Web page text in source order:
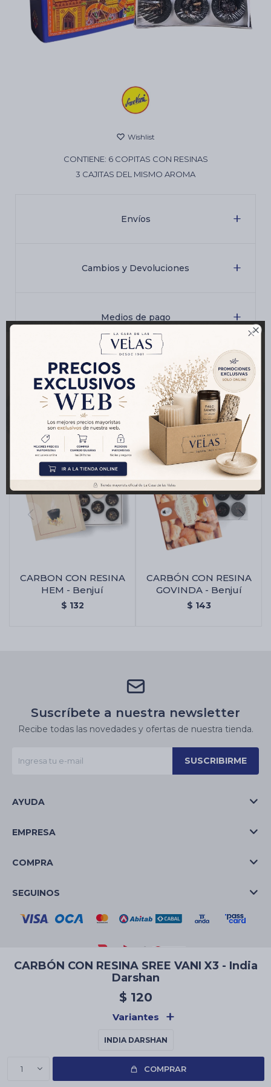

CARBÓN CON RESINA SREE VANI X3 - India
Darshan
$ 120
Variantes
INDIA DARSHAN
1 COMPRAR
CONTIENE: 6 COPITAS CON RESINAS
3 CAJITAS DEL MISMO AROMA
Envíos
Cambios y Devoluciones
Medios de pago
Productos que te pueden interesar
CARBON CON RESINA
HEM - Benjuí
$ 132
CARBÓN CON RESINA
GOVINDA - Benjuí
$ 143
Suscríbete a nuestra newsletter
Recibe todas las novedades y ofertas de nuestra tienda.
SUSCRIBIRME
AYUDA
EMPRESA
COMPRA
SEGUINOS
© Copyright 2026 / La Casa de las Velas
Cartas de Tarot